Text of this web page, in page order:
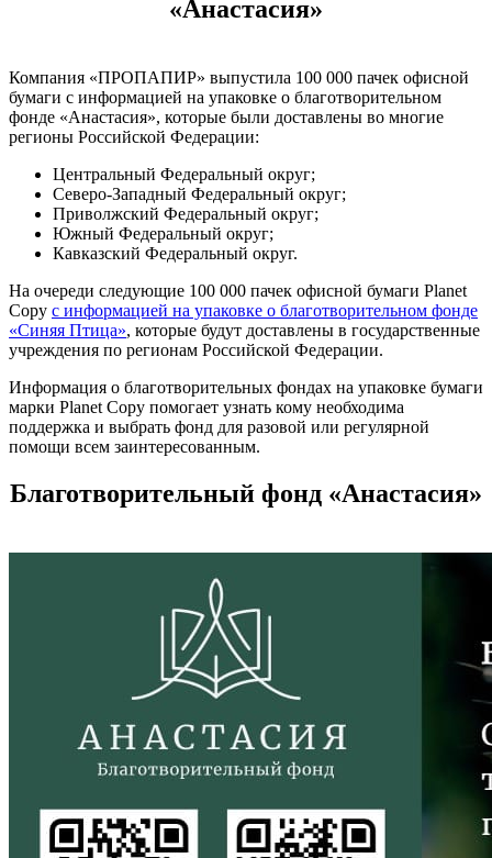
«Анастасия»
Компания «ПРОПАПИР» выпустила 100 000 пачек офисной
бумаги с информацией на упаковке о благотворительном
фонде «Анастасия», которые были доставлены во многие
регионы Российской Федерации:
Центральный Федеральный округ;
Северо-Западный Федеральный округ;
Приволжский Федеральный округ;
Южный Федеральный округ;
Кавказский Федеральный округ.
На очереди следующие 100 000 пачек офисной бумаги Planet
Copy с информацией на упаковке о благотворительном фонде
«Синяя Птица», которые будут доставлены в государственные
учреждения по регионам Российской Федерации.
Информация о благотворительных фондах на упаковке бумаги
марки Planet Copy помогает узнать кому необходима
поддержка и выбрать фонд для разовой или регулярной
помощи всем заинтересованным.
Благотворительный фонд «Анастасия»